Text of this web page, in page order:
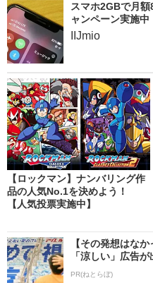
スマホ2GBで月
ャンペーン実施中
IIJmio
【ロックマン】ナンバリング作
品の人気No.1を決めよう！
【人気投票実施中】
【その発想はな
「涼しい」広告が
PR(ねとらぼ)